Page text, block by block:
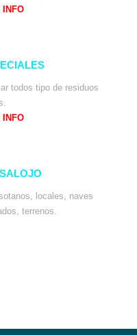
INFO
todos tipo de residuos
INFO
locales, naves
terrenos.